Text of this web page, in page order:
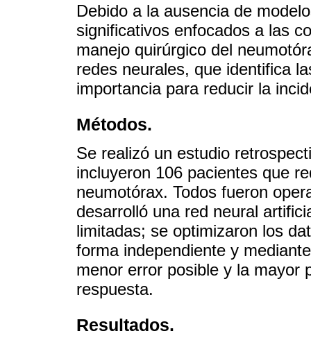
Debido a la ausencia de
significativos enfocados a las
manejo quirúrgico del
redes neurales, que identifica
importancia para reducir la
Métodos.
Se realizó un estudio
incluyeron 106 pacientes que
neumotórax. Todos fueron
desarrolló una red neural
limitadas; se optimizaron los
forma independiente y
menor error posible y la mayor
respuesta.
Resultados.